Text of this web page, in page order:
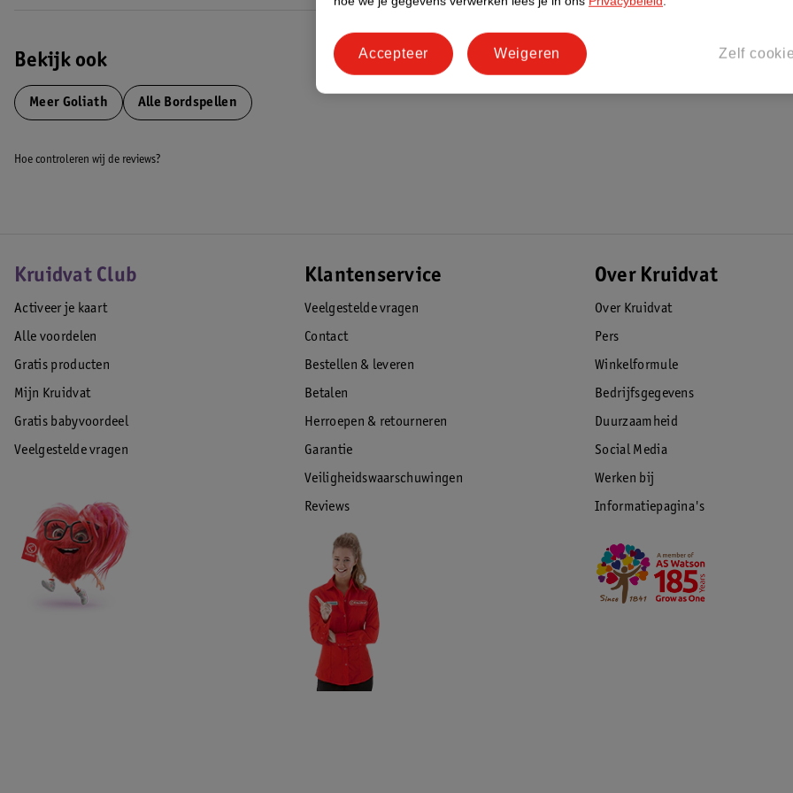
Bekijk ook
Meer Goliath Alle Bordspellen
Hoe controleren wij de reviews?
Kruidvat Club
Activeer je kaart
Alle voordelen
Gratis producten
Mijn Kruidvat
Gratis babyvoordeel
Veelgestelde vragen
Klantenservice
Veelgestelde vragen
Contact
Bestellen & leveren
Betalen
Herroepen & retourneren
Garantie
Veiligheidswaarschuwingen
Reviews
Over Kruidvat
Over Kruidvat
Pers
Winkelformule
Bedrijfsgegevens
Duurzaamheid
Social Media
Werken bij
Informatiepagina's
Zelf
Weigeren
Accepteer